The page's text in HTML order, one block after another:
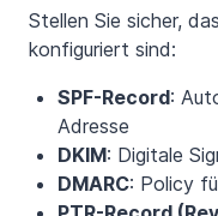
Stellen Sie sicher,
konfiguriert sind:
SPF-Record:
Adresse
DKIM: Digitale
DMARC: Policy